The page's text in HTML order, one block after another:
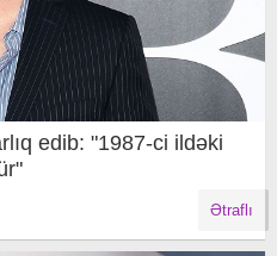
edib: "1987-ci ildəki
Ətraflı